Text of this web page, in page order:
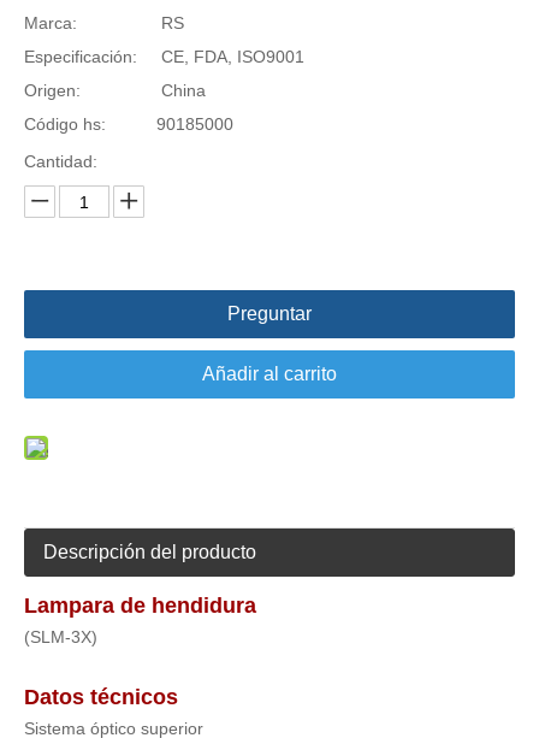
Marca:
RS
Especificación:
CE, FDA, ISO9001
Origen:
China
Código hs:
90185000
Cantidad:
Preguntar
Añadir al carrito
Descripción del producto
Lampara de hendidura
(SLM-3X)
Datos técnicos
Sistema óptico superior